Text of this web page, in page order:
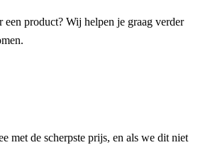
een product? Wij helpen je graag verder
met de scherpste prijs, en als we dit niet